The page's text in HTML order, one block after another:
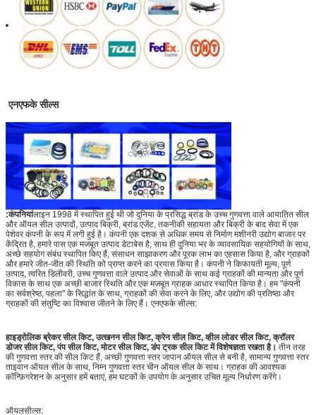
एनएफके सील्स
:कंपनियांलाइन 1998 में स्थापित हुई थी जो दुनिया के प्रसिद्ध ब्रांड के उच्च गुणवत्ता वाले आयातित सील
और ऑयल सील उत्पादों, उत्पाद बिक्री, ब्रांड एजेंट, तकनीकी सहायता और बिक्री के बाद सेवा में एक
पेशेवर कंपनी के रूप में लगी हुई है। कंपनी एक दशक से अधिक समय से निर्माण मशीनरी उद्योग बाजार पर
केंद्रित है, हमारे पास एक मजबूत उत्पाद डेटाबेस है, साथ ही दुनिया भर के व्यावसायिक सहयोगियों के साथ,
अच्छे सहयोग संबंध स्थापित किए हैं, संसाधन साझाकरण और पूरक लाभ का एहसास किया है, और ग्राहकों
और हमारे जीत-जीत की स्थिति को प्राप्त करने का प्रयास किया है। कंपनी ने किफायती मूल्य, पूर्ण
उत्पाद, त्वरित डिलीवरी, उच्च गुणवत्ता वाले उत्पाद और सेवाओं के साथ कई ग्राहकों की मान्यता और पूर्ण
विकास के साथ एक अच्छी बाजार स्थिति और एक मजबूत ग्राहक आधार स्थापित किया है। हम "कंपनी
का सर्वश्रेष्ठ, पहला" के सिद्धांत के साथ, ग्राहकों की सेवा करने के लिए, और उद्योग की प्रतिष्ठा और
ग्राहकों की संतुष्टि का विश्वास जीतने के लिए हैं। एनएफके सील्स:
हाइड्रोलिक ब्रेकर सील किट, उत्खनन सील किट, क्रेन सील किट, व्हील लोडर सील किट, क्रॉलर
डोजर सील किट, पंप सील किट, मोटर सील किट, डंप ट्रक सील किट में विशेषज्ञता रखता है। तीन तरह
की गुणवत्ता स्तर की सील किट हैं, अच्छी गुणवत्ता स्तर जापान ऑयल सील से बनी है, सामान्य गुणवत्ता स्तर
ताइवान ऑयल सील के साथ, निम्न गुणवत्ता स्तर चीन ऑयल सील के साथ। ग्राहक की आवश्यक
कॉन्फ़िगरेशन के अनुसार हमें बताएं, हम घटकों के उपयोग के अनुसार उचित मूल्य निर्धारण करेंगे।
ऑयलसील्स: